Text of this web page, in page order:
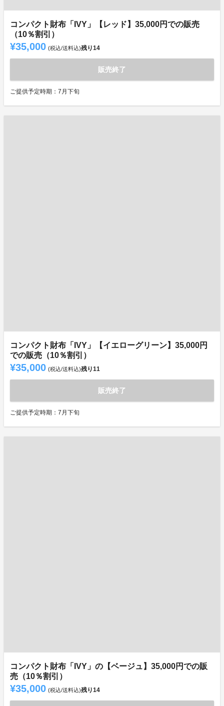
コンパクト財布「IVY」【レッド】35,000円での販売
（10％割引）
¥35,000 (税込/送料込)残り14
販売終了
ご提供予定時期：7月下旬
コンパクト財布「IVY」【イエローグリーン】35,000円
での販売（10％割引）
¥35,000 (税込/送料込)残り11
販売終了
ご提供予定時期：7月下旬
コンパクト財布「IVY」の【ベージュ】35,000円での販
売（10％割引）
¥35,000 (税込/送料込)残り14